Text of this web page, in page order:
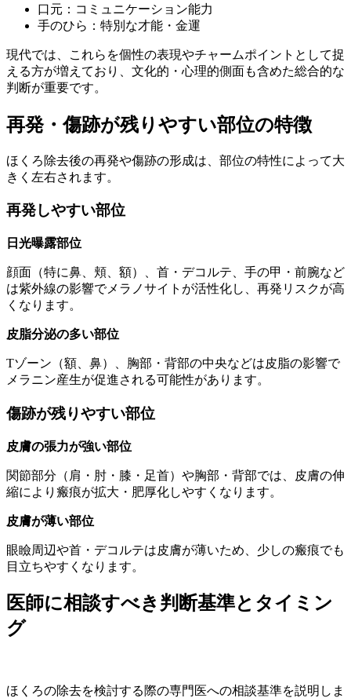
口元：コミュニケーション能力
手のひら：特別な才能・金運
現代では、これらを個性の表現やチャームポイントとして捉
える方が増えており、文化的・心理的側面も含めた総合的な
判断が重要です。
再発・傷跡が残りやすい部位の特徴
ほくろ除去後の再発や傷跡の形成は、部位の特性によって大
きく左右されます。
再発しやすい部位
日光曝露部位
顔面（特に鼻、頬、額）、首・デコルテ、手の甲・前腕など
は紫外線の影響でメラノサイトが活性化し、再発リスクが高
くなります。
皮脂分泌の多い部位
Tゾーン（額、鼻）、胸部・背部の中央などは皮脂の影響で
メラニン産生が促進される可能性があります。
傷跡が残りやすい部位
皮膚の張力が強い部位
関節部分（肩・肘・膝・足首）や胸部・背部では、皮膚の伸
縮により瘢痕が拡大・肥厚化しやすくなります。
皮膚が薄い部位
眼瞼周辺や首・デコルテは皮膚が薄いため、少しの瘢痕でも
目立ちやすくなります。
医師に相談すべき判断基準とタイミン
グ
ほくろの除去を検討する際の専門医への相談基準を説明しま